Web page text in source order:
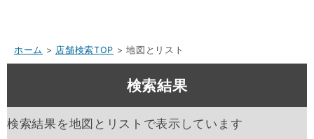
ホーム > 店舗検索TOP > 地図とリスト
検索結果
検索結果を地図とリストで表示しています